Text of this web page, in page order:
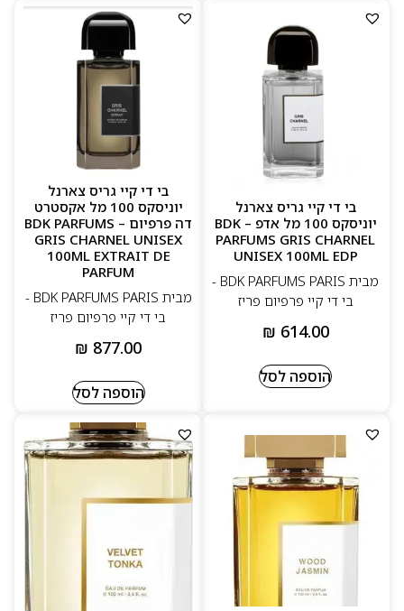
בי די קיי גריס צארנל
יוניסקס 100 מל אדפ – BDK
PARFUMS GRIS CHARNEL
UNISEX 100ML EDP
מבית BDK PARFUMS PARIS -
בי די קיי פרפיום פריז
₪ 614.00
הוספה לסל
בי די קיי גריס צארנל
יוניסקס 100 מל אקסטרט
דה פרפיום – BDK PARFUMS
GRIS CHARNEL UNISEX
100ML EXTRAIT DE
PARFUM
מבית BDK PARFUMS PARIS -
בי די קיי פרפיום פריז
₪ 877.00
הוספה לסל